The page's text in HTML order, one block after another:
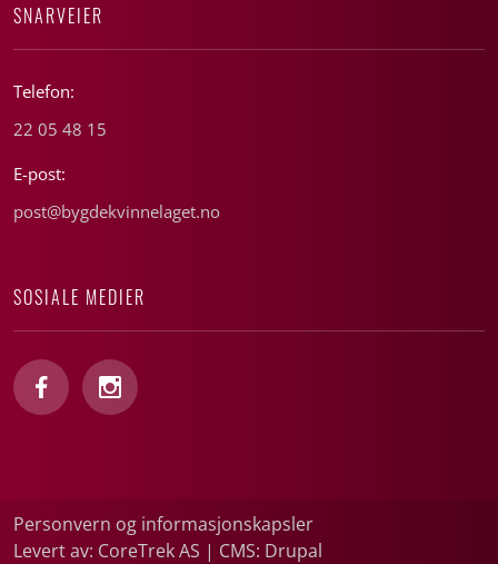
SNARVEIER
Telefon:
22 05 48 15
E-post:
post@bygdekvinnelaget.no
SOSIALE MEDIER
Personvern og informasjonskapsler
Levert av: CoreTrek AS | CMS: Drupal